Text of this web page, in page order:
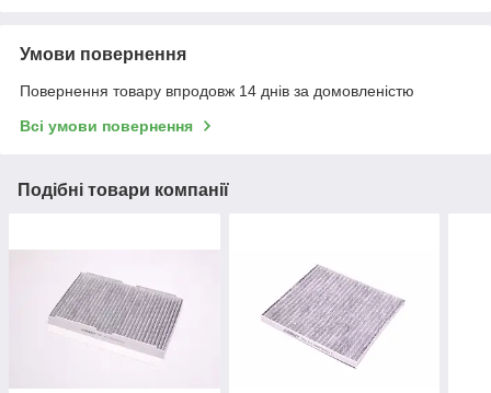
Умови повернення
Повернення товару впродовж 14 днів за домовленістю
Всі умови повернення
Подібні товари компанії